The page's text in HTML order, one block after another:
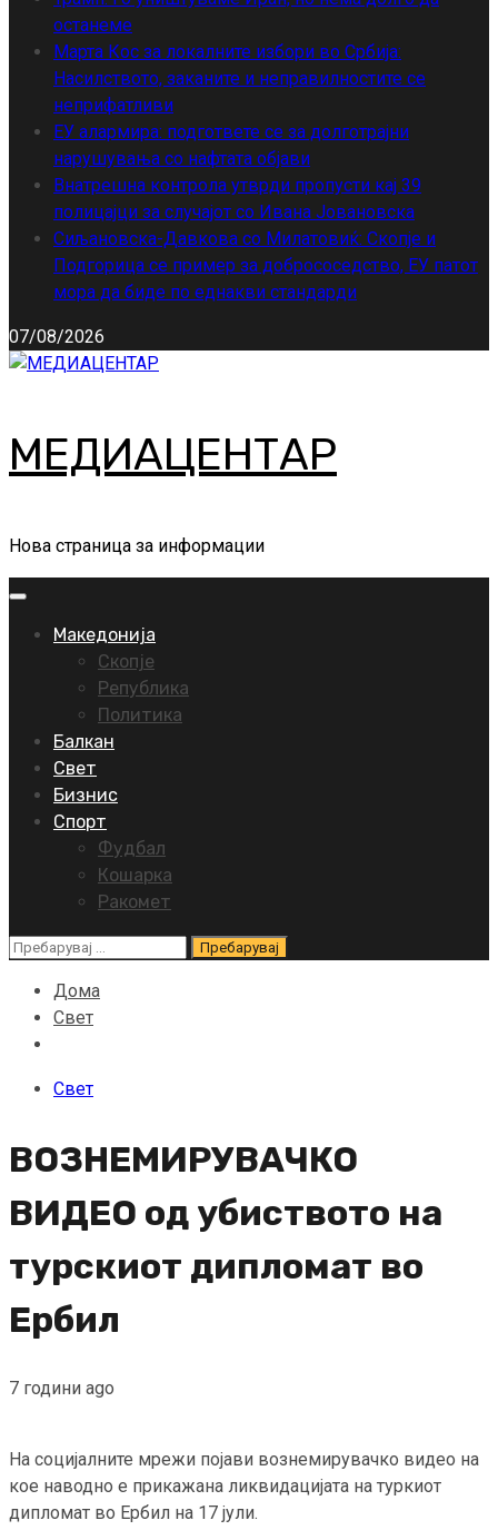
останеме
Марта Кос за локалните избори во Србија:
Насилството, заканите и неправилностите се
неприфатливи
ЕУ алармира: подгответе се за долготрајни
нарушувања со нафтата објави
Внатрешна контрола утврди пропусти кај 39
полицајци за случајот со Ивана Јовановска
Сиљановска-Давкова со Милатовиќ: Скопје и
Подгорица се пример за добрососедство, ЕУ патот
мора да биде по еднакви стандарди
07/08/2026
МЕДИАЦЕНТАР
Нова страница за информации
Primary
Македонија
Скопје
Република
Политика
Балкан
Свет
Бизнис
Спорт
Фудбал
Кошарка
Ракомет
Пребарувај
Дома
Свет
Свет
ВОЗНЕМИРУВАЧКО
ВИДЕО од убиството на
турскиот дипломат во
Ербил
7 години ago
На социјалните мрежи појави вознемирувачко видео на
кое наводно е прикажана ликвидацијата на туркиот
дипломат во Ербил на 17 јули.